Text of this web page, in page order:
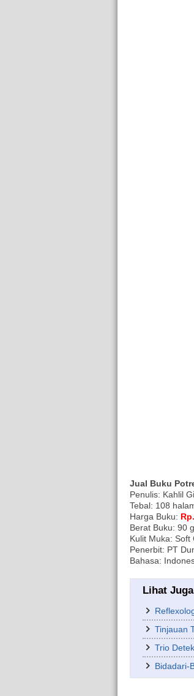
Jual Buku
Penulis: Kahlil
Tebal: 108
Harga Buku:
Berat Buku: 90 g
Kulit Muka: Soft
Penerbit: PT
Bahasa:
Lihat Juga
Tinjauan
Trio
Bidadari-